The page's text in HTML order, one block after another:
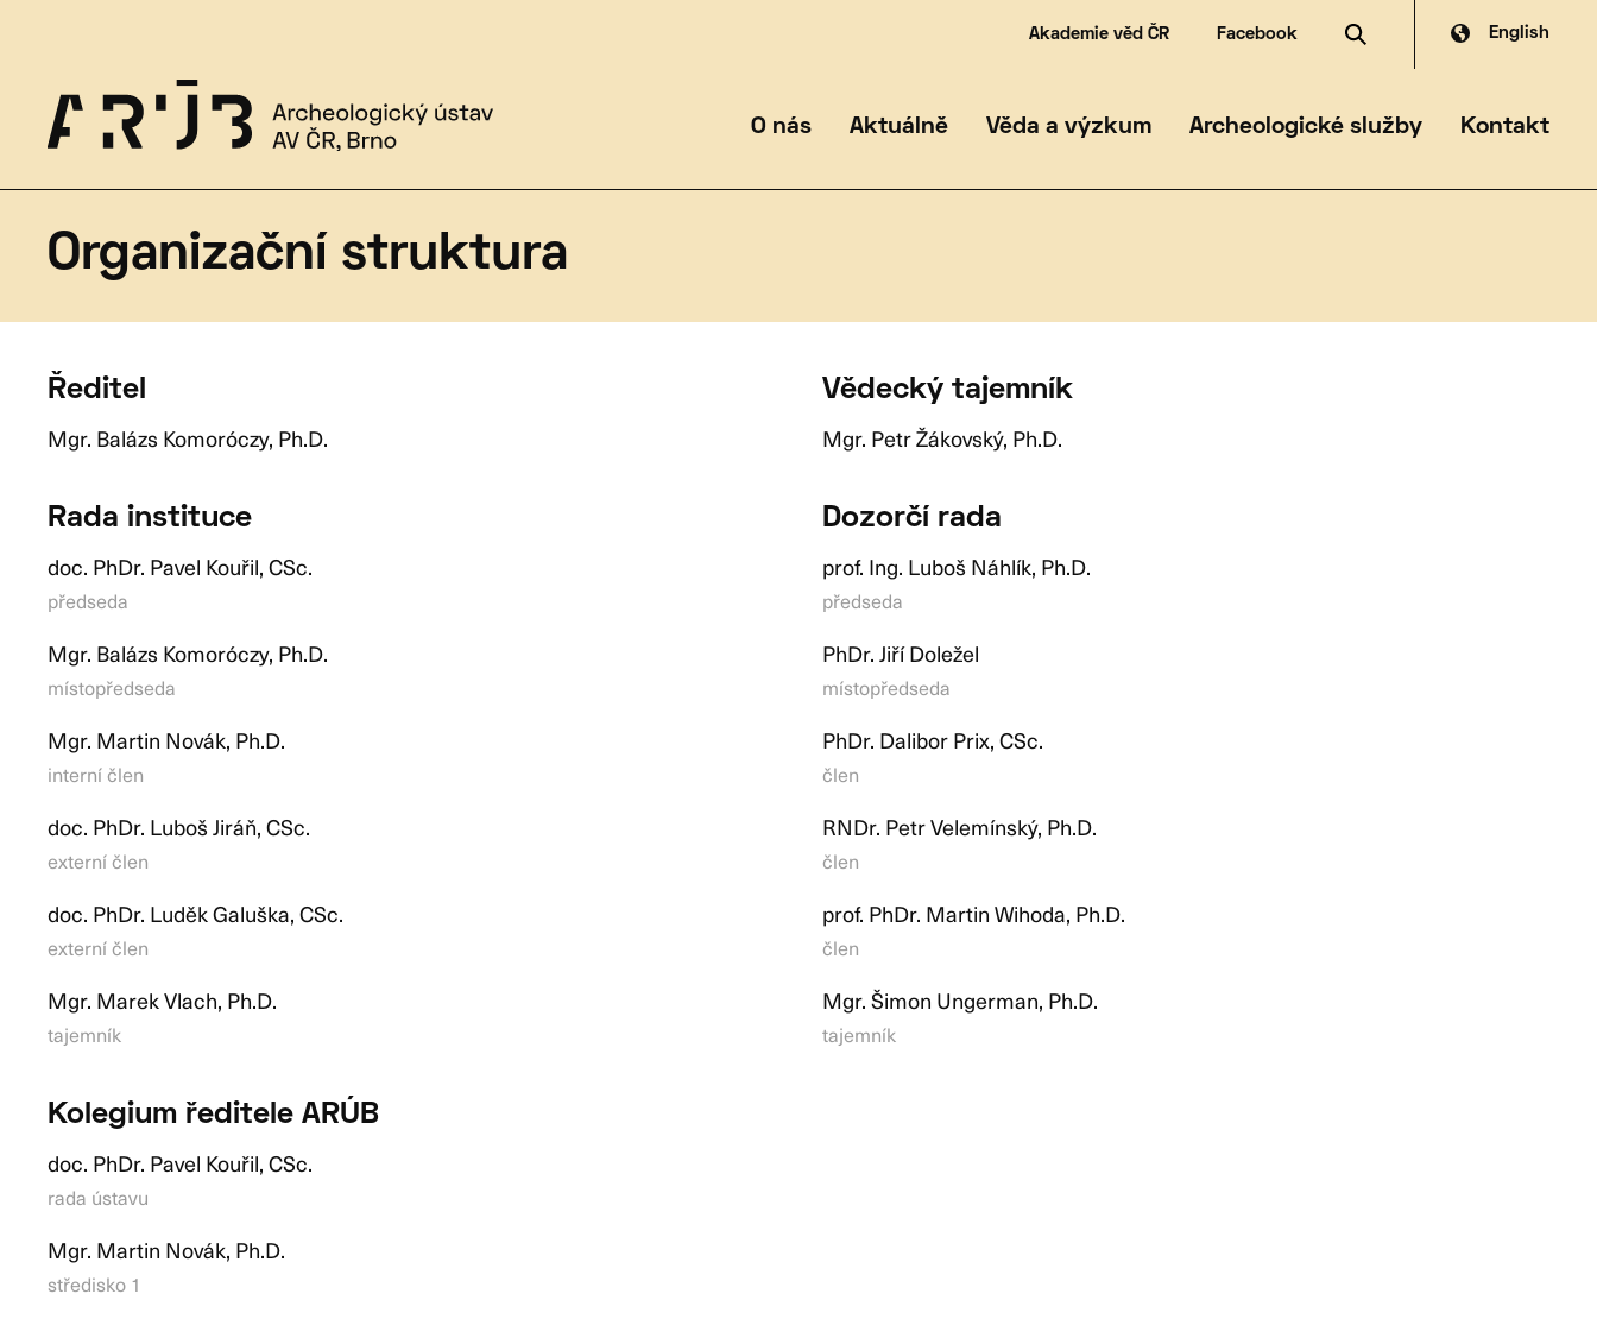
Akademie věd ČR Facebook English
O nás Aktuálně Věda a výzkum Archeologické služby Kontakt
Organizační struktura
Ředitel
Mgr. Balázs Komoróczy, Ph.D.
Rada instituce
doc. PhDr. Pavel Kouřil, CSc.
předseda
Mgr. Balázs Komoróczy, Ph.D.
místopředseda
Mgr. Martin Novák, Ph.D.
interní člen
doc. PhDr. Luboš Jiráň, CSc.
externí člen
doc. PhDr. Luděk Galuška, CSc.
externí člen
Mgr. Marek Vlach, Ph.D.
tajemník
Kolegium ředitele ARÚB
doc. PhDr. Pavel Kouřil, CSc.
rada ústavu
Mgr. Martin Novák, Ph.D.
středisko 1
Vědecký tajemník
Mgr. Petr Žákovský, Ph.D.
Dozorčí rada
prof. Ing. Luboš Náhlík, Ph.D.
předseda
PhDr. Jiří Doležel
místopředseda
PhDr. Dalibor Prix, CSc.
člen
RNDr. Petr Velemínský, Ph.D.
člen
prof. PhDr. Martin Wihoda, Ph.D.
člen
Mgr. Šimon Ungerman, Ph.D.
tajemník